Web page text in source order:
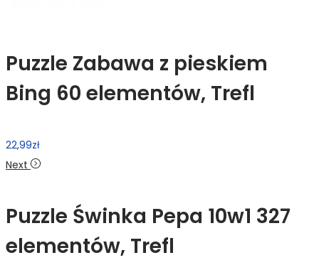
Puzzle Zabawa z pieskiem
Bing 60 elementów, Trefl
22,99zł
Next
Puzzle Świnka Pepa 10w1 327
elementów, Trefl